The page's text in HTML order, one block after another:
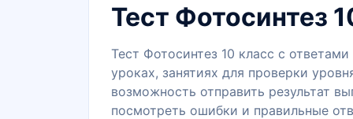
Тест Фотосинтез
Тест Фотосинтез 10 класс с
уроках, занятиях для проверки
возможность отправить результат
посмотреть ошибки и правильные